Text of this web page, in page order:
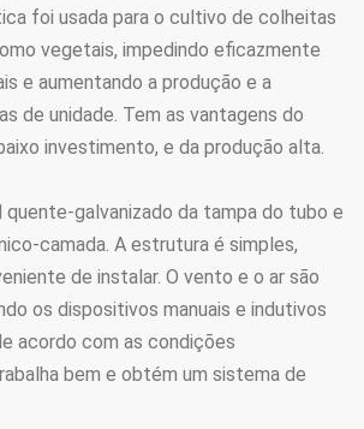
foi usada para o cultivo de colheitas
vegetais, impedindo eficazmente
e aumentando a produção e a
de unidade. Tem as vantagens do
investimento, e da produção alta.
galvanizado da tampa do tubo e
camada. A estrutura é simples,
de instalar. O vento e o ar são
os dispositivos manuais e indutivos
acordo com as condições
bem e obtém um sistema de